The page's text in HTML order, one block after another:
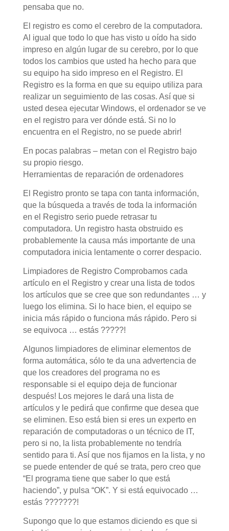
pensaba que no.
El registro es como el cerebro de la computadora.
Al igual que todo lo que has visto u oído ha sido
impreso en algún lugar de su cerebro, por lo que
todos los cambios que usted ha hecho para que
su equipo ha sido impreso en el Registro. El
Registro es la forma en que su equipo utiliza para
realizar un seguimiento de las cosas. Así que si
usted desea ejecutar Windows, el ordenador se ve
en el registro para ver dónde está. Si no lo
encuentra en el Registro, no se puede abrir!
En pocas palabras – metan con el Registro bajo
su propio riesgo.
Herramientas de reparación de ordenadores
El Registro pronto se tapa con tanta información,
que la búsqueda a través de toda la información
en el Registro serio puede retrasar tu
computadora. Un registro hasta obstruido es
probablemente la causa más importante de una
computadora inicia lentamente o correr despacio.
Limpiadores de Registro Comprobamos cada
artículo en el Registro y crear una lista de todos
los artículos que se cree que son redundantes … y
luego los elimina. Si lo hace bien, el equipo se
inicia más rápido o funciona más rápido. Pero si
se equivoca … estás ?????!
Algunos limpiadores de eliminar elementos de
forma automática, sólo te da una advertencia de
que los creadores del programa no es
responsable si el equipo deja de funcionar
después! Los mejores le dará una lista de
artículos y le pedirá que confirme que desea que
se eliminen. Eso está bien si eres un experto en
reparación de computadoras o un técnico de IT,
pero si no, la lista probablemente no tendría
sentido para ti. Así que nos fijamos en la lista, y no
se puede entender de qué se trata, pero creo que
“El programa tiene que saber lo que está
haciendo”, y pulsa “OK”. Y si está equivocado …
estás ???????!
Supongo que lo que estamos diciendo es que si